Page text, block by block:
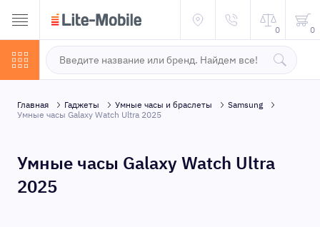
0 0
Главная Гаджеты Умные часы и браслеты
Samsung
Умные часы Galaxy Watch Ultra 2025
Умные часы Galaxy Watch Ultra
2025